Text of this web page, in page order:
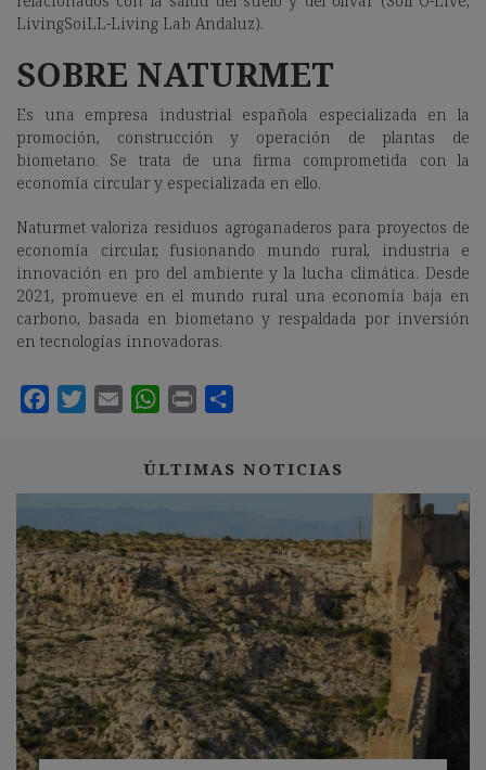
LivingSoiLL-Living Lab Andaluz).
SOBRE NATURMET
Es una empresa industrial española especializada en la
promoción, construcción y operación de plantas de
biometano. Se trata de una firma comprometida con la
economía circular y especializada en ello.
Naturmet valoriza residuos agroganaderos para proyectos de
economía circular, fusionando mundo rural, industria e
innovación en pro del ambiente y la lucha climática. Desde
2021, promueve en el mundo rural una economía baja en
carbono, basada en biometano y respaldada por inversión
en tecnologías innovadoras.
ÚLTIMAS NOTICIAS